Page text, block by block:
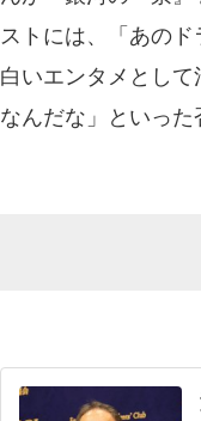
ストには、「あの
白いエンタメとし
なんだな」といっ